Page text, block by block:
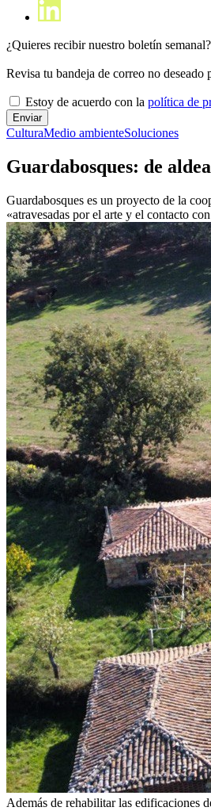
¿Quieres recibir nuestro boletín semanal?
Revisa tu bandeja de correo no deseado
Estoy de acuerdo con la política de
CulturaMedio ambienteSoluciones
Guardabosques: de
Guardabosques es un proyecto de la
«atravesadas por el arte y el contacto
Además de rehabilitar las edificaciones